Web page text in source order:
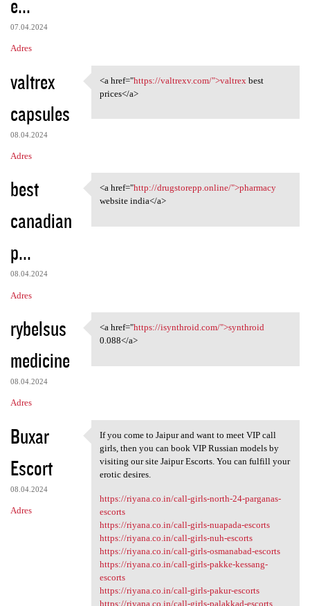
e...
07.04.2024
Adres
valtrex
capsules
08.04.2024
Adres
<a href="https://valtrexv.com
<a href="https://valtrexv.com/">valtrex best
prices</a>
best
canadian
p...
08.04.2024
Adres
<a href="http://drugstorepp
<a href="http://drugstorepp.online/">pharmacy
website india</a>
rybelsus
medicine
08.04.2024
Adres
<a href="https://isynthroid
<a href="https://isynthroid.com/">synthroid
0.088</a>
Buxar
Escort
08.04.2024
Adres
If you come to Jaipur and
If you come to Jaipur and want to meet VIP call
girls, then you can book VIP Russian models by
visiting our site Jaipur Escorts. You can fulfill your
erotic desires.
https://riyana.co.in/call-girls-north-24-parganas-
escorts
https://riyana.co.in/call-girls-nuapada-escorts
https://riyana.co.in/call-girls-nuh-escorts
https://riyana.co.in/call-girls-osmanabad-escorts
https://riyana.co.in/call-girls-pakke-kessang-
escorts
https://riyana.co.in/call-girls-pakur-escorts
https://riyana.co.in/call-girls-palakkad-escorts